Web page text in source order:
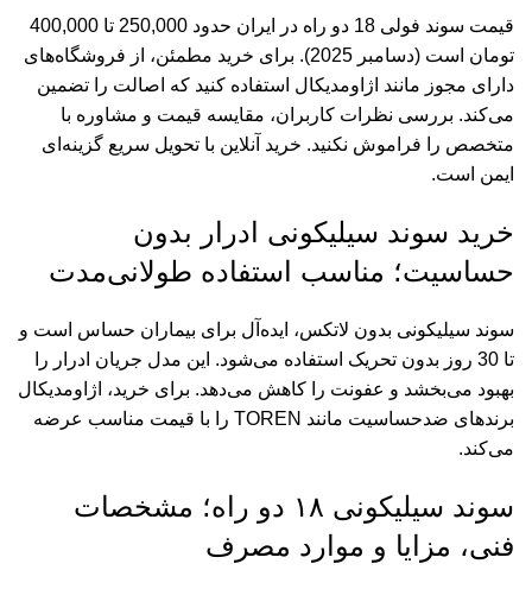
قیمت سوند فولی 18 دو راه در ایران حدود 250,000 تا 400,000
تومان است (دسامبر 2025). برای خرید مطمئن، از فروشگاه‌های
دارای مجوز مانند اژاومدیکال استفاده کنید که اصالت را تضمین
می‌کند. بررسی نظرات کاربران، مقایسه قیمت و مشاوره با
متخصص را فراموش نکنید. خرید آنلاین با تحویل سریع گزینه‌ای
ایمن است.
خرید سوند سیلیکونی ادرار بدون
حساسیت؛ مناسب استفاده طولانی‌مدت
سوند سیلیکونی بدون لاتکس، ایده‌آل برای بیماران حساس است و
تا 30 روز بدون تحریک استفاده می‌شود. این مدل جریان ادرار را
بهبود می‌بخشد و عفونت را کاهش می‌دهد. برای خرید، اژاومدیکال
برندهای ضدحساسیت مانند TOREN را با قیمت مناسب عرضه
می‌کند.
سوند سیلیکونی ۱۸ دو راه؛ مشخصات
فنی، مزایا و موارد مصرف